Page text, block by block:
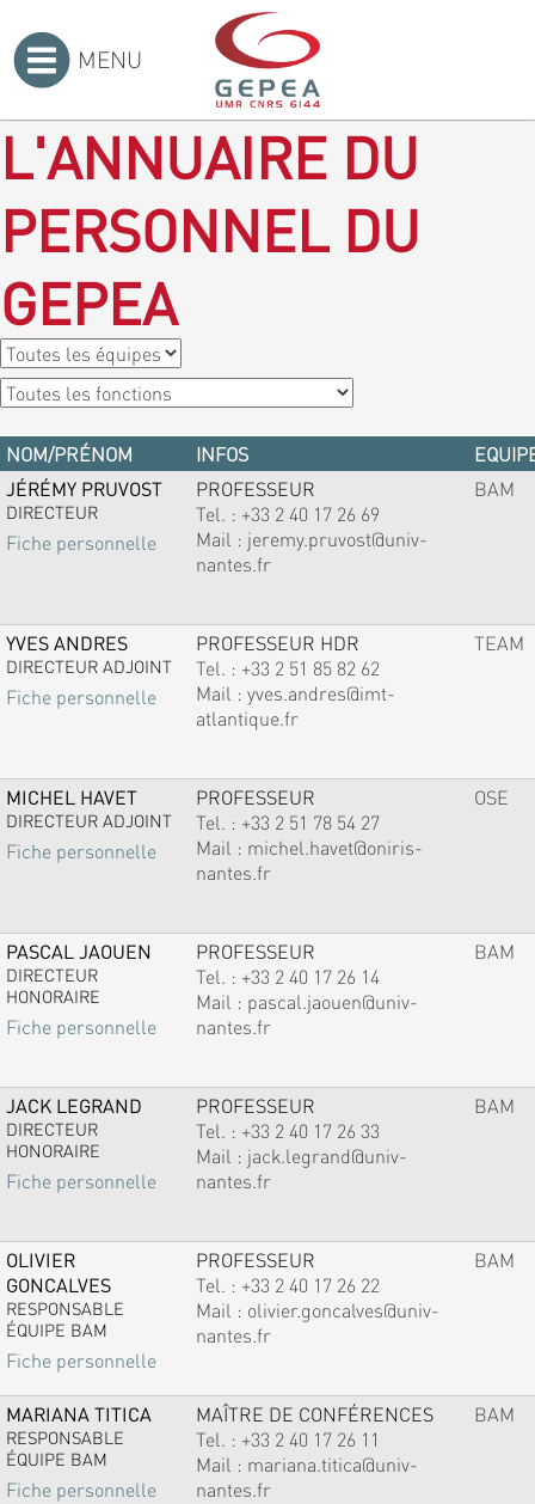
MENU
L'ANNUAIRE DU
PERSONNEL DU
GEPEA
NOM/PRÉNOM INFOS
JÉRÉMY PRUVOST
DIRECTEUR
Fiche personnelle
PROFESSEUR
Tel. : +33 2 40 17 26 69
Mail : jeremy.pruvost@univ-
nantes.fr
BAM
YVES ANDRES
DIRECTEUR ADJOINT
Fiche personnelle
PROFESSEUR HDR
Tel. : +33 2 51 85 82 62
Mail : yves.andres@imt-
atlantique.fr
TEAM
MICHEL HAVET
DIRECTEUR ADJOINT
Fiche personnelle
PROFESSEUR
Tel. : +33 2 51 78 54 27
Mail : michel.havet@oniris-
nantes.fr
OSE
PASCAL JAOUEN
DIRECTEUR
HONORAIRE
Fiche personnelle
PROFESSEUR
Tel. : +33 2 40 17 26 14
Mail : pascal.jaouen@univ-
nantes.fr
BAM
JACK LEGRAND
DIRECTEUR
HONORAIRE
Fiche personnelle
PROFESSEUR
Tel. : +33 2 40 17 26 33
Mail : jack.legrand@univ-
nantes.fr
BAM
OLIVIER
GONCALVES
RESPONSABLE
ÉQUIPE BAM
Fiche personnelle
PROFESSEUR
Tel. : +33 2 40 17 26 22
Mail : olivier.goncalves@univ-
nantes.fr
BAM
MARIANA TITICA
RESPONSABLE
ÉQUIPE BAM
Fiche personnelle
MAÎTRE DE CONFÉRENCES
Tel. : +33 2 40 17 26 11
Mail : mariana.titica@univ-
nantes.fr
BAM